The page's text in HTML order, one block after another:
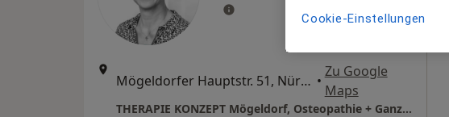
Mögeldorfer Hauptstr. 51, Nürnberg •
Zu Google
Maps
THERAPIE KONZEPT Mögeldorf, Osteopathie + Ganzheitliche Physiotherapie
Cookie-Einstellungen